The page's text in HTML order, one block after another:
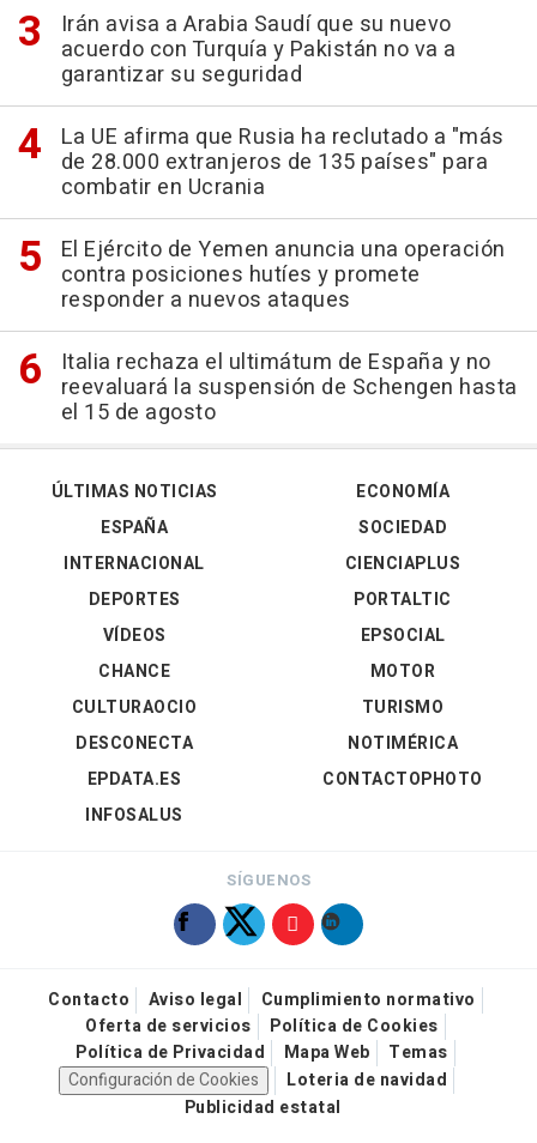
Irán avisa a Arabia Saudí que su nuevo
acuerdo con Turquía y Pakistán no va a
garantizar su seguridad
La UE afirma que Rusia ha reclutado a "más
de 28.000 extranjeros de 135 países" para
combatir en Ucrania
El Ejército de Yemen anuncia una operación
contra posiciones hutíes y promete
responder a nuevos ataques
Italia rechaza el ultimátum de España y no
reevaluará la suspensión de Schengen hasta
el 15 de agosto
ÚLTIMAS NOTICIAS
ESPAÑA
INTERNACIONAL
DEPORTES
VÍDEOS
ECONOMÍA
SOCIEDAD
CIENCIAPLUS
PORTALTIC
EPSOCIAL
CHANCE
CULTURAOCIO
DESCONECTA
EPDATA.ES
INFOSALUS
MOTOR
TURISMO
NOTIMÉRICA
CONTACTOPHOTO
SÍGUENOS
Contacto Aviso legal
Cumplimiento normativo
Oferta de servicios
Política de Cookies
Política de Privacidad
Mapa Web
Temas
Configuración de Cookies
Loteria de navidad
Publicidad estatal